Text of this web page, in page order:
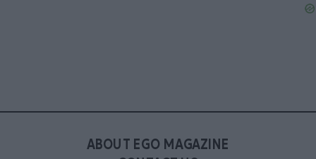
ABOUT EGO MAGAZINE